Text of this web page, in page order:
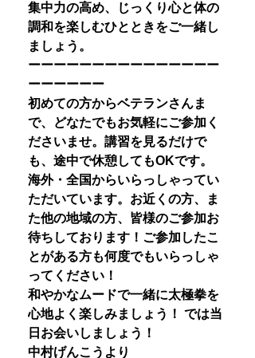
集中力の高め、じっくり心と体の
調和を楽しむひとときをご一緒し
ましょう。
ーーーーーーーーーーーーーーー
ーーーーーー
初めての方からベテランさんま
で、どなたでもお気軽にご参加く
ださいませ。講習を見るだけで
も、途中で休憩してもOKです。
海外・全国からいらっしゃってい
ただいています。お近くの方、ま
た他の地域の方、皆様のご参加お
待ちしております！ご参加したこ
とがある方も何度でもいらっしゃ
ってください！
和やかなムードで一緒に太極拳を
心地よく楽しみましょう！ では当
日お会いしましょう！
中村げんこうより